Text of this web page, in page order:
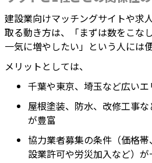
建設業向けマッチングサイトや求
取る動き方は、「まずは数をこな
一気に増やしたい」という人には便
メリットとしては、
千葉や東京、埼玉など広い
屋根塗装、防水、改修工事
が豊富
協力業者募集の条件（価格
設業許可や労災加入など）